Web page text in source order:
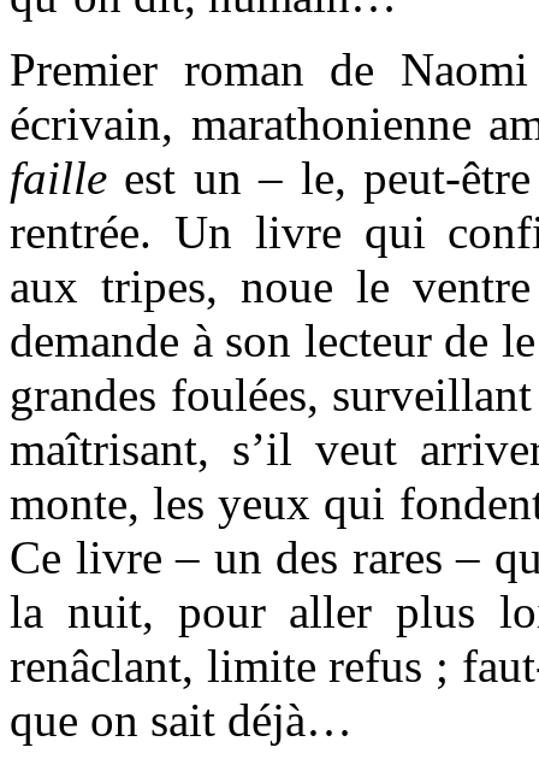
Premier roman de
écrivain, marathonienne
faille est un – le, peut-
rentrée. Un livre qui
aux tripes, noue le
demande à son lecteur de
grandes foulées,
maîtrisant, s’il veut
monte, les yeux qui
Ce livre – un des rares –
la nuit, pour aller plus
renâclant, limite refus ;
que on sait déjà…